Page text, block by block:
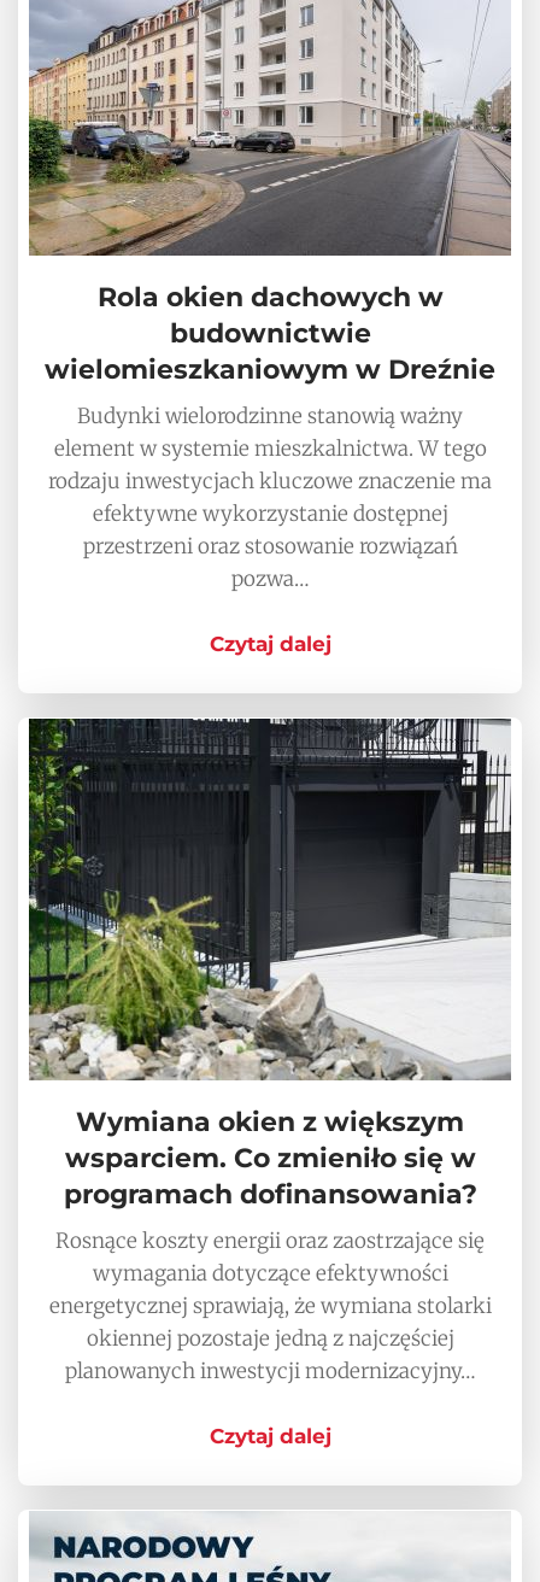
Rola okien dachowych w
budownictwie
wielomieszkaniowym w Dreźnie
Budynki wielorodzinne stanowią ważny
element w systemie mieszkalnictwa. W tego
rodzaju inwestycjach kluczowe znaczenie ma
efektywne wykorzystanie dostępnej
przestrzeni oraz stosowanie rozwiązań
pozwa…
Czytaj dalej
Wymiana okien z większym
wsparciem. Co zmieniło się w
programach dofinansowania?
Rosnące koszty energii oraz zaostrzające się
wymagania dotyczące efektywności
energetycznej sprawiają, że wymiana stolarki
okiennej pozostaje jedną z najczęściej
planowanych inwestycji modernizacyjny…
Czytaj dalej